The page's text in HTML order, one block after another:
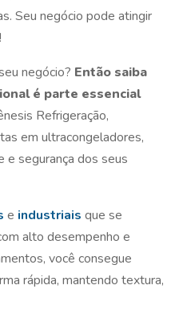
Seu negócio pode atingir
negócio? Então saiba
é parte essencial
Refrigeração,
em ultracongeladores,
e segurança dos seus
e industriais que se
alto desempenho e
você consegue
rápida, mantendo textura,